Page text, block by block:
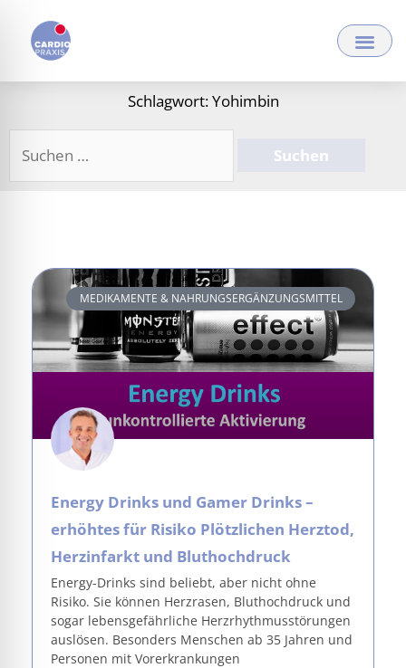
Inhalt
springen
Schlagwort: Yohimbin
MEDIKAMENTE & NAHRUNGSERGÄNZUNGSMITTEL
Energy Drinks und Gamer Drinks –
erhöhtes für Risiko Plötzlichen Herztod,
Herzinfarkt und Bluthochdruck
Energy-Drinks sind beliebt, aber nicht ohne
Risiko. Sie können Herzrasen, Bluthochdruck und
sogar lebensgefährliche Herzrhythmusstörungen
auslösen. Besonders Menschen ab 35 Jahren und
Personen mit Vorerkrankungen